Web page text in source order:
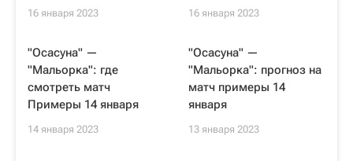
16 января 2023 16 января 2023
"Осасуна" —
"Мальорка": где
смотреть матч
Примеры 14 января
14 января 2023
"Осасуна" —
"Мальорка": прогноз на
матч примеры 14
января
13 января 2023